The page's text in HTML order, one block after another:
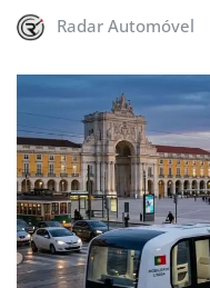
Radar Automóvel